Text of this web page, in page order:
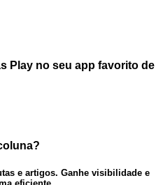
Play no seu app favorito de
e artigos. Ganhe visibilidade e